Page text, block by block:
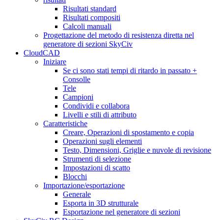
Risultati standard
Risultati compositi
Calcoli manuali
Progettazione del metodo di resistenza diretta nel
generatore di sezioni SkyCiv
CloudCAD
Iniziare
Se ci sono stati tempi di ritardo in passato +
Consolle
Tele
Campioni
Condividi e collabora
Livelli e stili di attributo
Caratteristiche
Creare, Operazioni di spostamento e copia
Operazioni sugli elementi
Testo, Dimensioni, Griglie e nuvole di revisione
Strumenti di selezione
Impostazioni di scatto
Blocchi
Importazione/esportazione
Generale
Esporta in 3D strutturale
Esportazione nel generatore di sezioni